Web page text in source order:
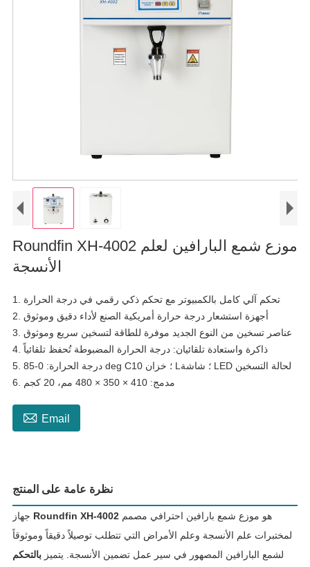
Roundfin XH-4002 موزع شمع البارافين لعلم
الأنسجة
1. تحكم آلي كامل بالكمبيوتر مع تحكم ذكي رقمي في درجة الحرارة
2. أجهزة استشعار درجة حرارة أمريكية الصنع لأداء دقيق وموثوق
3. عناصر تسخين من النوع الجديد موفرة للطاقة لتسخين سريع وموثوق
4. ذاكرة واستعادة تلقائيان: درجة الحرارة المضبوطة تُحفظ تلقائياً
5. درجة الحرارة: 0-85 deg C؛ خزان 10 L؛ شاشة LED لحالة التسخين
6. مدمج: 410 × 350 × 480 مم، 20 كجم
 Email
نظرة عامة على المنتج
Roundfin XH-4002هو موزع شمع بارافين احترافي مصمم
لمختبرات علم الأنسجة وعلم الأمراض التي تتطلب توصيلاً دقيقاً وموثوقاً
لشمع البارافين المصهور في سير عمل تضمين الأنسجة. يتميزبالتحكم